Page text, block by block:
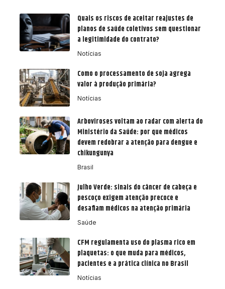
Quais os riscos de aceitar reajustes de
planos de saúde coletivos sem questionar
a legitimidade do contrato?
Notícias
Como o processamento de soja agrega
valor à produção primária?
Notícias
Arboviroses voltam ao radar com alerta do
Ministério da Saúde: por que médicos
devem redobrar a atenção para dengue e
chikungunya
Brasil
Julho Verde: sinais do câncer de cabeça e
pescoço exigem atenção precoce e
desafiam médicos na atenção primária
Saúde
CFM regulamenta uso do plasma rico em
plaquetas: o que muda para médicos,
pacientes e a prática clínica no Brasil
Notícias